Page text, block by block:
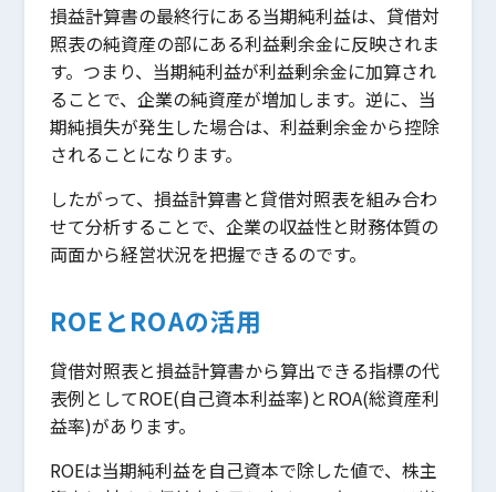
損益計算書の最終行にある当期純利益は、貸借対
照表の純資産の部にある利益剰余金に反映されま
す。つまり、当期純利益が利益剰余金に加算され
ることで、企業の純資産が増加します。逆に、当
期純損失が発生した場合は、利益剰余金から控除
されることになります。
したがって、損益計算書と貸借対照表を組み合わ
せて分析することで、企業の収益性と財務体質の
両面から経営状況を把握できるのです。
ROEとROAの活用
貸借対照表と損益計算書から算出できる指標の代
表例としてROE(自己資本利益率)とROA(総資産利
益率)があります。
ROEは当期純利益を自己資本で除した値で、株主